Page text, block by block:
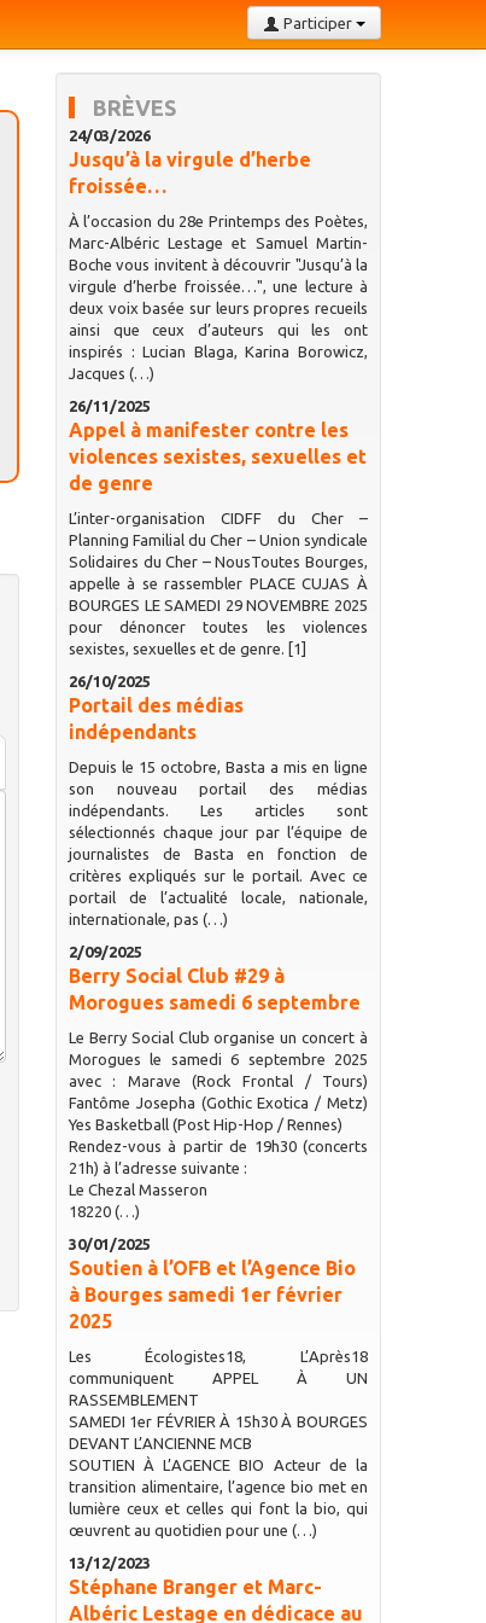
Participer
BRÈVES
24/03/2026
Jusqu’à la virgule d’herbe
froissée…
À l’occasion du 28e Printemps des Poètes,
Marc-Albéric Lestage et Samuel Martin-
Boche vous invitent à découvrir "Jusqu’à la
virgule d’herbe froissée…", une lecture à
deux voix basée sur leurs propres recueils
ainsi que ceux d’auteurs qui les ont
inspirés : Lucian Blaga, Karina Borowicz,
Jacques (…)
26/11/2025
Appel à manifester contre les
violences sexistes, sexuelles et
de genre
L’inter-organisation CIDFF du Cher –
Planning Familial du Cher – Union syndicale
Solidaires du Cher – NousToutes Bourges,
appelle à se rassembler PLACE CUJAS À
BOURGES LE SAMEDI 29 NOVEMBRE 2025
pour dénoncer toutes les violences
sexistes, sexuelles et de genre. [1]
26/10/2025
Portail des médias
indépendants
Depuis le 15 octobre, Basta a mis en ligne
son nouveau portail des médias
indépendants. Les articles sont
sélectionnés chaque jour par l’équipe de
journalistes de Basta en fonction de
critères expliqués sur le portail. Avec ce
portail de l’actualité locale, nationale,
internationale, pas (…)
2/09/2025
Berry Social Club #29 à
Morogues samedi 6 septembre
Le Berry Social Club organise un concert à
Morogues le samedi 6 septembre 2025
avec : Marave (Rock Frontal / Tours)
Fantôme Josepha (Gothic Exotica / Metz)
Yes Basketball (Post Hip-Hop / Rennes)
Rendez-vous à partir de 19h30 (concerts
21h) à l’adresse suivante :
Le Chezal Masseron
18220 (…)
30/01/2025
Soutien à l’OFB et l’Agence Bio
à Bourges samedi 1er février
2025
Les Écologistes18, L’Après18
communiquent APPEL À UN
RASSEMBLEMENT
SAMEDI 1er FÉVRIER À 15h30 À BOURGES
DEVANT L’ANCIENNE MCB
SOUTIEN À L’AGENCE BIO Acteur de la
transition alimentaire, l’agence bio met en
lumière ceux et celles qui font la bio, qui
œuvrent au quotidien pour une (…)
13/12/2023
Stéphane Branger et Marc-
Albéric Lestage en dédicace au